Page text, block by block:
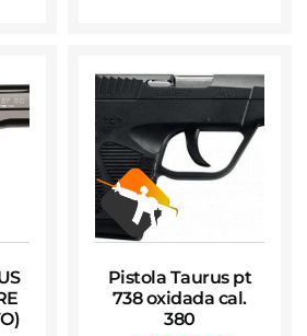
Pistola Taurus pt
738 oxidada cal.
380